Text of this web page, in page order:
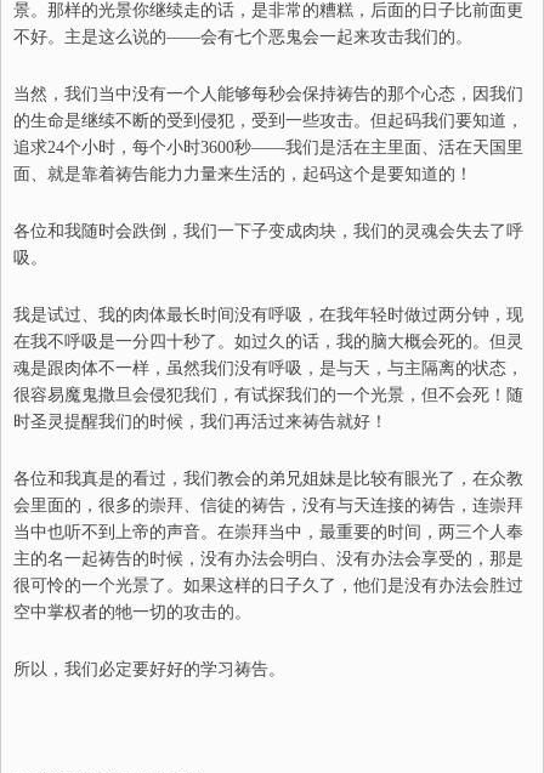
景。那样的光景你继续走的话，是非常的糟糕，后面的日子比前面更
不好。主是这么说的——会有七个恶鬼会一起来攻击我们的。
当然，我们当中没有一个人能够每秒会保持祷告的那个心态，因我们
的生命是继续不断的受到侵犯，受到一些攻击。但起码我们要知道，
追求24个小时，每个小时3600秒——我们是活在主里面、活在天国里
面、就是靠着祷告能力力量来生活的，起码这个是要知道的！
各位和我随时会跌倒，我们一下子变成肉块，我们的灵魂会失去了呼
吸。
我是试过、我的肉体最长时间没有呼吸，在我年轻时做过两分钟，现
在我不呼吸是一分四十秒了。如过久的话，我的脑大概会死的。但灵
魂是跟肉体不一样，虽然我们没有呼吸，是与天，与主隔离的状态，
很容易魔鬼撒旦会侵犯我们，有试探我们的一个光景，但不会死！随
时圣灵提醒我们的时候，我们再活过来祷告就好！
各位和我真是的看过，我们教会的弟兄姐妹是比较有眼光了，在众教
会里面的，很多的崇拜、信徒的祷告，没有与天连接的祷告，连崇拜
当中也听不到上帝的声音。在崇拜当中，最重要的时间，两三个人奉
主的名一起祷告的时候，没有办法会明白、没有办法会享受的，那是
很可怜的一个光景了。如果这样的日子久了，他们是没有办法会胜过
空中掌权者的牠一切的攻击的。
所以，我们必定要好好的学习祷告。